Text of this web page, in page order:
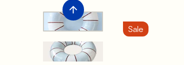
SE / SEK
Sale